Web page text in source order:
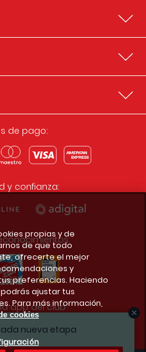
nueva etapa
de pago:
y confianza:
app del club
propias y de
de que todo
ofrecerte el mejor
y
preferencias. Haciendo
podrás ajustar tus
Para más información,
cookies